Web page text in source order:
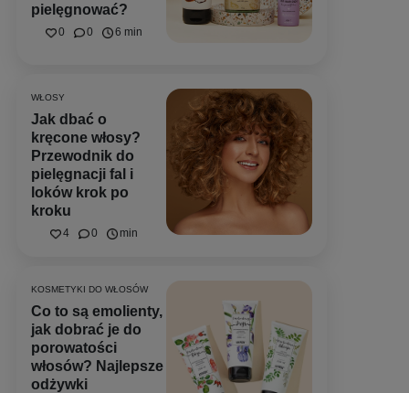
pielęgnować?
0 0 6 min
WŁOSY
Jak dbać o
kręcone włosy?
Przewodnik do
pielęgnacji fal i
loków krok po
kroku
4 0 min
KOSMETYKI DO WŁOSÓW
Co to są emolienty,
jak dobrać je do
porowatości
włosów? Najlepsze
odżywki